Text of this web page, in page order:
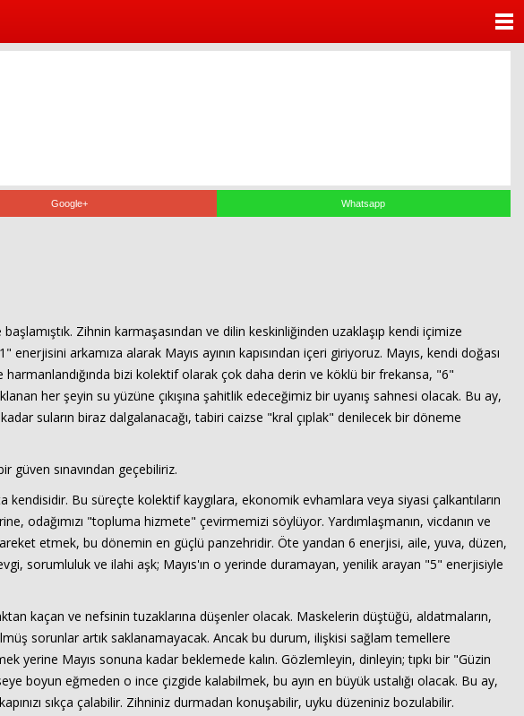
Google+ Whatsapp
Zihnin karmaşasından ve dilin keskinliğinden uzaklaşıp kendi içimize
arkamıza alarak Mayıs ayının kapısından içeri giriyoruz. Mayıs, kendi doğası
harmanlandığında bizi kolektif olarak çok daha derin ve köklü bir frekansa, "6"
her şeyin su yüzüne çıkışına şahitlik edeceğimiz bir uyanış sahnesi olacak. Bu ay,
suların biraz dalgalanacağı, tabiri caizse "kral çıplak" denilecek bir döneme
güven sınavından geçebiliriz.
Bu süreçte kolektif kaygılara, ekonomik evhamlara veya siyasi çalkantıların
odağımızı "topluma hizmete" çevirmemizi söylüyor. Yardımlaşmanın, vicdanın ve
etmek, bu dönemin en güçlü panzehridir. Öte yandan 6 enerjisi, aile, yuva, düzen,
sorumluluk ve ilahi aşk; Mayıs'ın o yerinde duramayan, yenilik arayan "5" enerjisiyle
kaçan ve nefsinin tuzaklarına düşenler olacak. Maskelerin düştüğü, aldatmaların,
sorunlar artık saklanamayacak. Ancak bu durum, ilişkisi sağlam temellere
yerine Mayıs sonuna kadar beklemede kalın. Gözlemleyin, dinleyin; tıpkı bir "Güzin
boyun eğmeden o ince çizgide kalabilmek, bu ayın en büyük ustalığı olacak. Bu ay,
sıkça çalabilir. Zihniniz durmadan konuşabilir, uyku düzeniniz bozulabilir.
İLETİŞİM
Haberin Doğru Adresi.